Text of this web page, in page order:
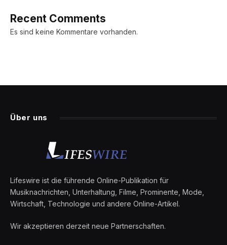
Recent Comments
Es sind keine Kommentare vorhanden.
Über uns
Lifeswire ist die führende Online-Publikation für
Musiknachrichten, Unterhaltung, Filme, Prominente, Mode,
Wirtschaft, Technologie und andere Online-Artikel.
Wir akzeptieren derzeit neue Partnerschaften.